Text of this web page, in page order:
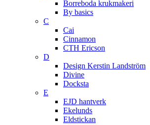
Borreboda krukmakeri
By basics
C
Cai
Cinnamon
CTH Ericson
D
Design Kerstin Landström
Divine
Docksta
E
EJD hantverk
Ekelunds
Eldstickan